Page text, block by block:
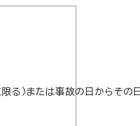
）または事故の日からそ